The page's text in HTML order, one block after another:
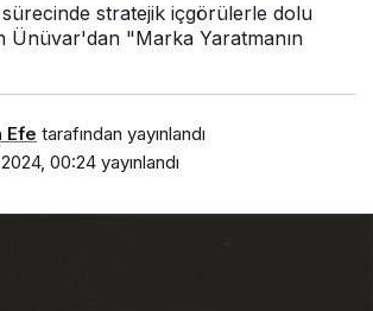
stratejik içgörülerle dolu
Ünüvar'dan "Marka Yaratmanın
Efe tarafından yayınlandı
2024, 00:24 yayınlandı